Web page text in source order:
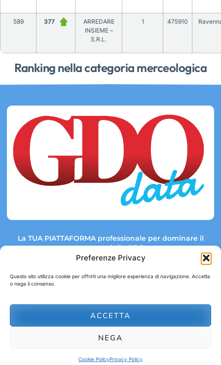
Preferenze Privacy
Questo sito utilizza cookie per offrirti una migliore esperienza di navigazione. Accetta
o nega il consenso.
ACCETTA
NEGA
Cookie PolicyPrivacy Policy
Ranking nella categoria merceologica
589 377
ARREDARE
INSIEME –
S.R.L.
1 475910
La TUA PIATTAFORMA professionale per dominare il
mercato della GDO.
Link rapidi:
abbonamenti@gdodata.it
© 2026 GDOData.it - PR Italia Edizioni srl - P.Iva: 03044390353